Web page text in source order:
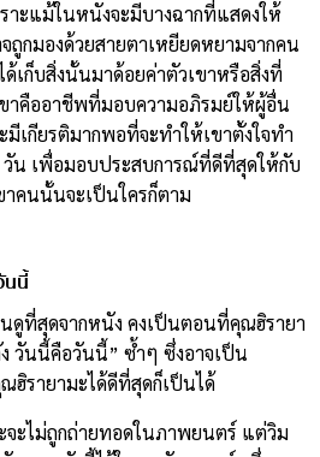
าะแม้ในหนังจะมีบางฉากที่แสดงให้
ถูกมองด้วยสายตาเหยียดหยามจากคน
เก็บสิ่งนั้นมาด้อยค่าตัวเขาหรือสิ่งที่
าคืออาชีพที่มอบความอภิรมย์ให้ผู้อื่น
กียรติมากพอที่จะทำให้เขาตั้งใจทำ
น เพื่อมอบประสบการณ์ที่ดีที่สุดให้กับ
าคนนั้นจะเป็นใครก็ตาม
นนี้
ดูที่สุดจากหนัง คงเป็นตอนที่คุณฮิรายา
วันนี้คือวันนี้” ซ้ำๆ ซึ่งอาจเป็น
ฮิรายามะได้ดีที่สุดก็เป็นได้
ะไม่ถูกถ่ายทอดในภาพยนตร์ แต่วิม